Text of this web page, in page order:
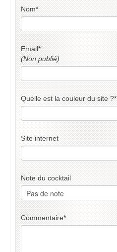
Nom*
Email*
(Non publié)
Quelle est la couleur du site ?*
Site internet
Note du cocktail
Commentaire*